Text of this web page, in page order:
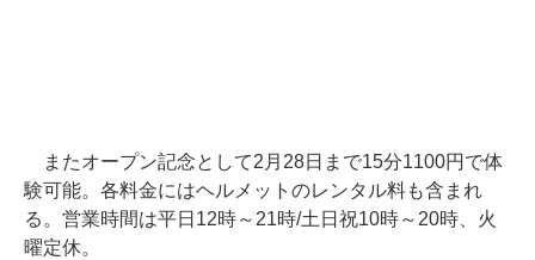
またオープン記念として2月28日まで15分1100円で体
験可能。各料金にはヘルメットのレンタル料も含まれ
る。営業時間は平日12時～21時/土日祝10時～20時、火
曜定休。